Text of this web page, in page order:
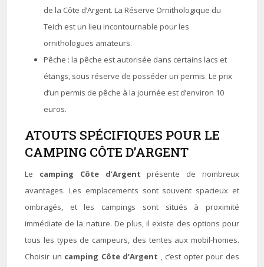
de la Côte d’Argent. La Réserve Ornithologique du
Teich est un lieu incontournable pour les
ornithologues amateurs.
Pêche : la pêche est autorisée dans certains lacs et
étangs, sous réserve de posséder un permis. Le prix
d’un permis de pêche à la journée est d’environ 10
euros.
ATOUTS SPÉCIFIQUES POUR LE
CAMPING CÔTE D’ARGENT
Le camping Côte d’Argentprésente de nombreux
avantages. Les emplacements sont souvent spacieux et
ombragés, et les campings sont situés à proximité
immédiate de la nature. De plus, il existe des options pour
tous les types de campeurs, des tentes aux mobil-homes.
Choisir un camping Côte d’Argent , c’est opter pour des